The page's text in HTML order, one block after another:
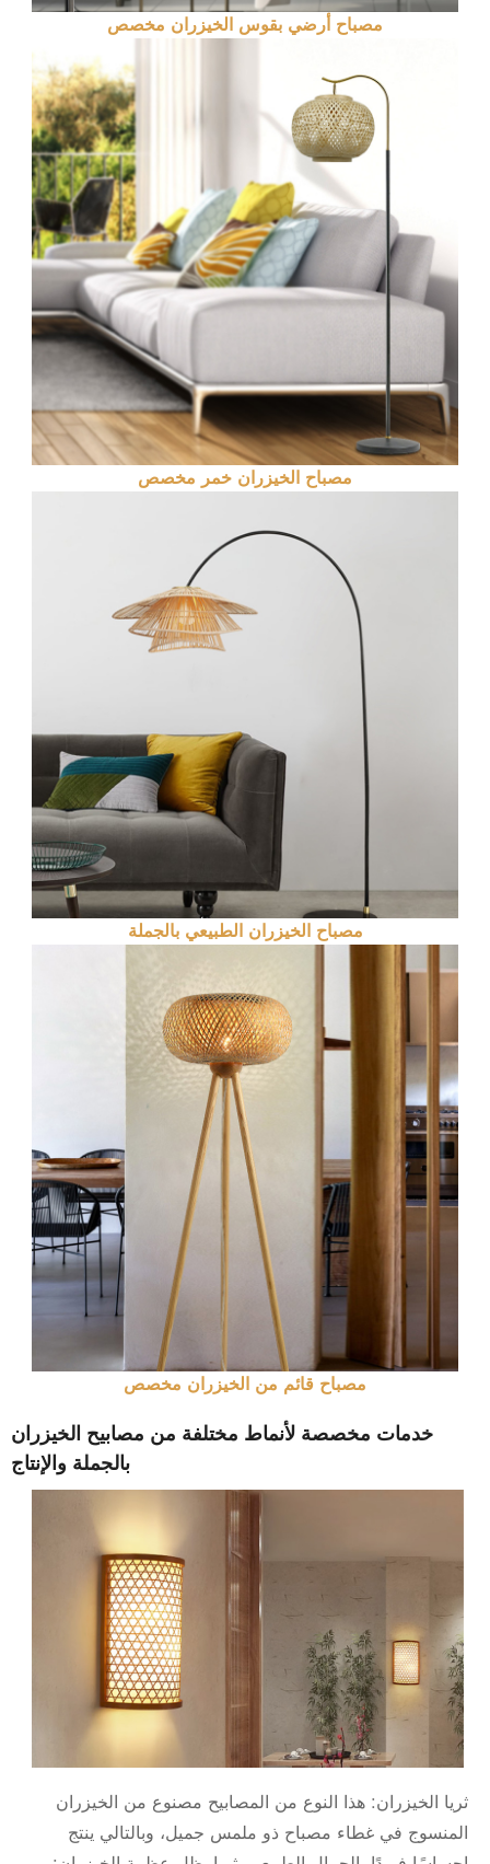
مصباح أرضي بقوس الخيزران مخصص
مصباح الخيزران خمر مخصص
مصباح الخيزران الطبيعي بالجملة
مصباح قائم من الخيزران مخصص
خدمات مخصصة لأنماط مختلفة من مصابيح الخيزران
بالجملة والإنتاج
ثريا الخيزران: هذا النوع من المصابيح مصنوع من الخيزران
المنسوج في غطاء مصباح ذو ملمس جميل، وبالتالي ينتج